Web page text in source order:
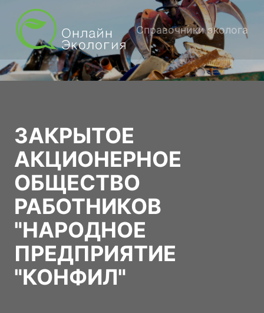
Справочники эколога
ЗАКРЫТОЕ
АКЦИОНЕРНОЕ
ОБЩЕСТВО
РАБОТНИКОВ
"НАРОДНОЕ
ПРЕДПРИЯТИЕ
"КОНФИЛ"